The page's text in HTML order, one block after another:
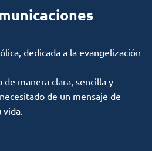
dedicada a la evangelización
manera clara, sencilla y
de un mensaje de
vida.